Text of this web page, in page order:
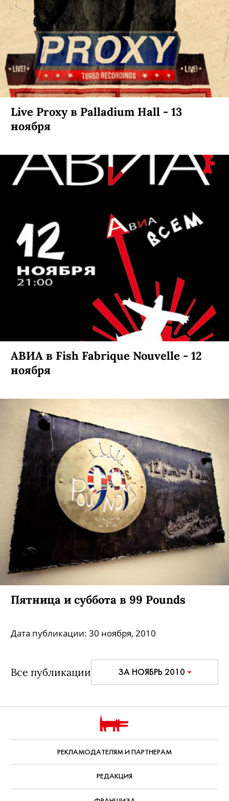
Live Proxy в Palladium Hall - 13
ноября
АВИА в Fish Fabrique Nouvelle - 12
ноября
Пятница и суббота в 99 Pounds
Дата публикации: 30 ноября, 2010
Все публикации ЗА НОЯБРЬ 2010
РЕКЛАМОДАТЕЛЯМ И ПАРТНЕРАМ
РЕДАКЦИЯ